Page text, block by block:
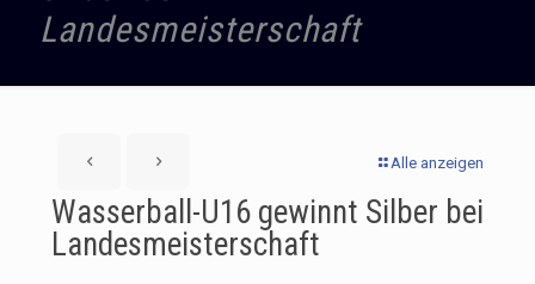
Landesmeisterschaft
Alle anzeigen
Wasserball-U16 gewinnt Silber bei
Landesmeisterschaft